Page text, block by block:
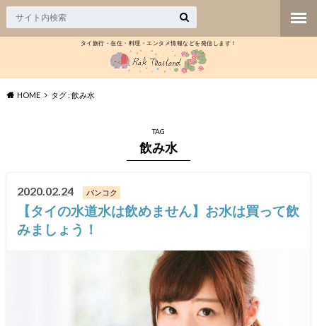
タイ旅行・在住・料理・エンタメ情報などを発信します！
HOME タグ : 飲み水
TAG
飲み水
2020.02.24 バンコク
【タイの水道水は飲めません】お水は買って飲
みましょう！